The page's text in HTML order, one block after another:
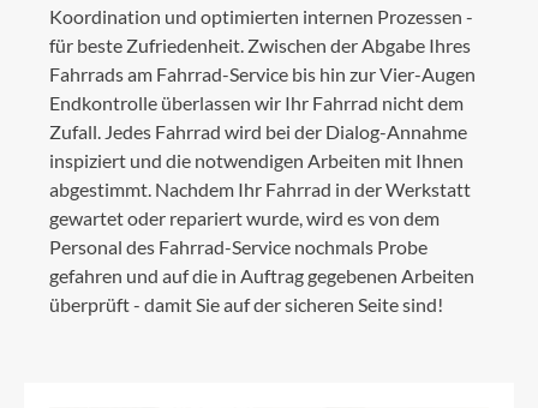
Koordination und optimierten internen Prozessen -
für beste Zufriedenheit. Zwischen der Abgabe Ihres
Fahrrads am Fahrrad-Service bis hin zur Vier-Augen
Endkontrolle überlassen wir Ihr Fahrrad nicht dem
Zufall. Jedes Fahrrad wird bei der Dialog-Annahme
inspiziert und die notwendigen Arbeiten mit Ihnen
abgestimmt. Nachdem Ihr Fahrrad in der Werkstatt
gewartet oder repariert wurde, wird es von dem
Personal des Fahrrad-Service nochmals Probe
gefahren und auf die in Auftrag gegebenen Arbeiten
überprüft - damit Sie auf der sicheren Seite sind!